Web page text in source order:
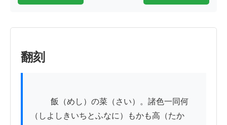
翻刻
（しよしきいちとふなに）もかも高（たか